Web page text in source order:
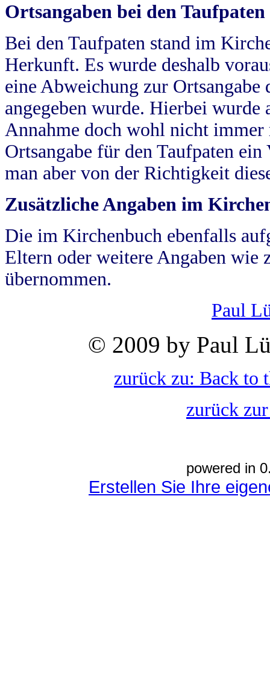
Ortsangaben bei den Taufpaten
Bei den Taufpaten stand im
Herkunft. Es wurde deshalb
eine Abweichung zur
angegeben wurde. Hierbei wurde
Annahme doch wohl nicht
Ortsangabe für den Taufpaten
man aber von der Richtigkeit
Zusätzliche Angaben im
Die im Kirchenbuch ebenfalls
Eltern oder weitere Angaben wie
übernommen.
Paul
© 2009 by Paul
zurück zu: Back to
zurück
powered in
Erstellen Sie Ihre